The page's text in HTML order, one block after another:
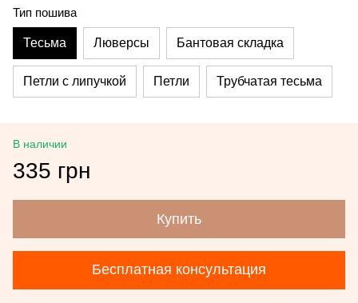
Тип пошива
Тесьма Люверсы Бантовая складка
Петли с липучкой Петли Трубчатая тесьма
В наличии
335 грн
Купить
Бесплатная консультация